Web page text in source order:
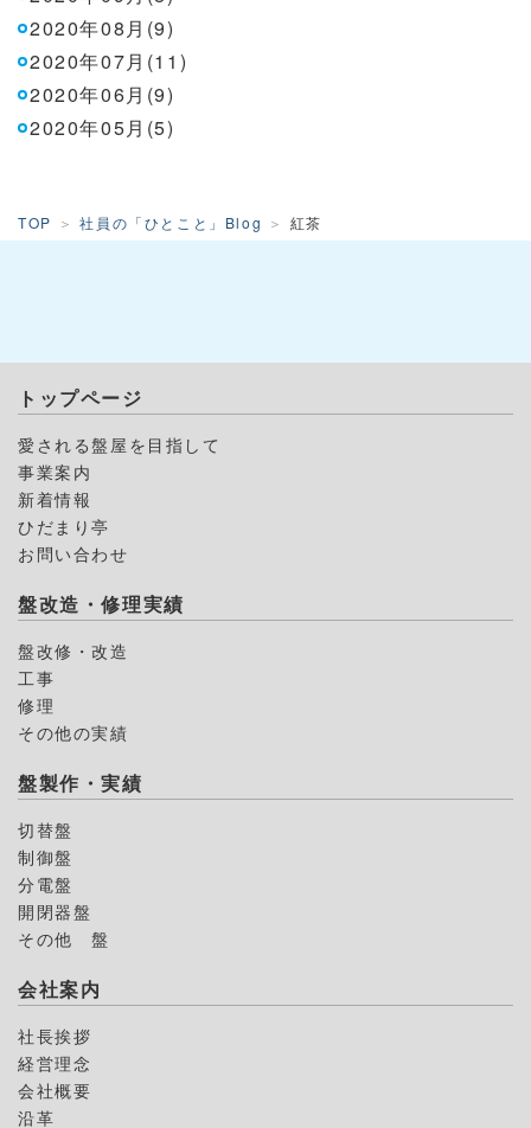
2020年08月(9)
2020年07月(11)
2020年06月(9)
2020年05月(5)
TOP 社員の「ひとこと」Blog 紅茶
トップページ
愛される盤屋を目指して
事業案内
新着情報
ひだまり亭
お問い合わせ
盤改造・修理実績
盤改修・改造
工事
修理
その他の実績
盤製作・実績
切替盤
制御盤
分電盤
開閉器盤
その他 盤
会社案内
社長挨拶
経営理念
会社概要
沿革